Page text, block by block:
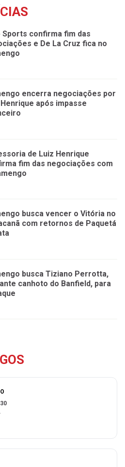
Sports confirma fim das
e De La Cruz fica no
encerra negociações por
Henrique após impasse
de Luiz Henrique
fim das negociações com
busca vencer o Vitória no
com retornos de Paquetá
busca Tiziano Perrotta,
canhoto do Banfield, para